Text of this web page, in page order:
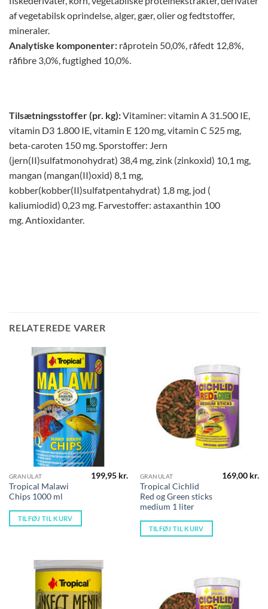
af vegetabilsk oprindelse, alger, gær, olier og fedtstoffer,
mineraler.
Analytiske komponenter: råprotein 50,0%, råfedt 12,8%,
råfibre 3,0%, fugtighed 10,0%.
Tilsætningsstoffer (pr. kg):Vitaminer: vitamin A 31.500 IE,
vitamin D3 1.800 IE, vitamin E 120 mg, vitamin C 525 mg,
beta-caroten 150 mg. Sporstoffer: Jern
(jern(II)sulfatmonohydrat) 38,4 mg, zink (zinkoxid) 10,1 mg,
mangan (mangan(II)oxid) 8,1 mg,
kobber(kobber(II)sulfatpentahydrat) 1,8 mg, jod (
kaliumiodid) 0,23 mg. Farvestoffer: astaxanthin 100
mg. Antioxidanter.
RELATEREDE VARER
GRANULAT
Tropical Malawi
Chips 1000 ml
199,95 kr.
TILFØJ TIL KURV
GRANULAT
Tropical Cichlid
Red og Green sticks
medium 1 liter
169,00 kr.
TILFØJ TIL KURV